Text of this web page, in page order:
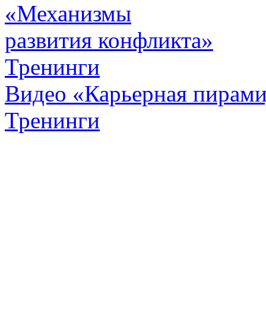
«Механизмы
развития конфликта»
Тренинги
Видео «Карьерная
Тренинги